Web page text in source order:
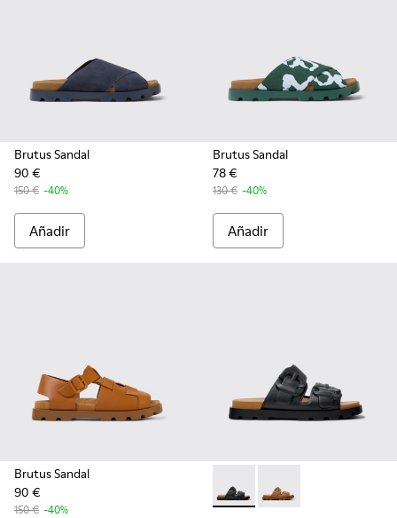
Brutus Sandal
90 €
150 € -40%
Añadir
Brutus Sandal
78 €
130 € -40%
Añadir
Brutus Sandal
90 €
150 € -40%
Brutus Sandal - K101046-
Brutus Sandal -